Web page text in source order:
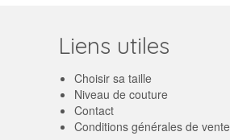
Liens utiles
Choisir sa taille
Niveau de couture
Contact
Conditions générales de vente